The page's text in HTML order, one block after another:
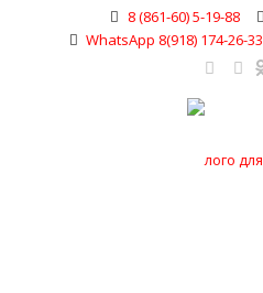
8 (861-60) 5-19-88
WhatsApp 8(918) 174-26-33